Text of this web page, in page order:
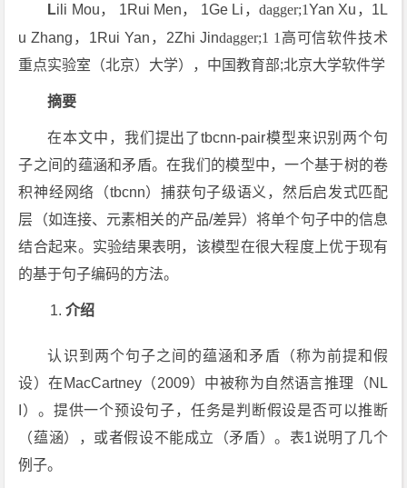
Lili Mou， 1Rui Men， 1Ge Li，dagger;1Yan Xu，1L
u Zhang，1Rui Yan，2Zhi Jindagger;1 1 高可信软件技术
重点实验室（北京）大学），中国教育部;北京大学软件学
摘要
在本文中，我们提出了tbcnn-pair模型来识别两个句
子之间的蕴涵和矛盾。在我们的模型中，一个基于树的卷
积神经网络（tbcnn）捕获句子级语义，然后启发式匹配
层（如连接、元素相关的产品/差异）将单个句子中的信息
结合起来。实验结果表明，该模型在很大程度上优于现有
的基于句子编码的方法。
介绍
认识到两个句子之间的蕴涵和矛盾（称为前提和假
设）在MacCartney（2009）中被称为自然语言推理（NL
I）。提供一个预设句子，任务是判断假设是否可以推断
（蕴涵），或者假设不能成立（矛盾）。表1说明了几个
例子。